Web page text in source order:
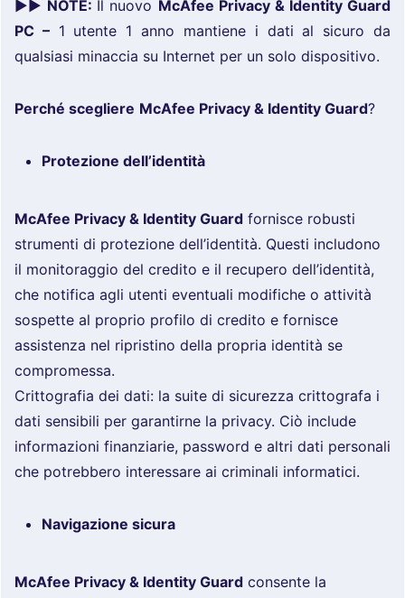
►► NOTE: Il nuovo McAfee Privacy & Identity Guard
PC –1 utente 1 anno mantiene i dati al sicuro da
qualsiasi minaccia su Internet per un solo dispositivo.
Perché scegliere McAfee Privacy & Identity Guard?
Protezione dell’identità
McAfee Privacy & Identity Guard fornisce robusti
strumenti di protezione dell’identità. Questi includono
il monitoraggio del credito e il recupero dell’identità,
che notifica agli utenti eventuali modifiche o attività
sospette al proprio profilo di credito e fornisce
assistenza nel ripristino della propria identità se
compromessa.
Crittografia dei dati: la suite di sicurezza crittografa i
dati sensibili per garantirne la privacy. Ciò include
informazioni finanziarie, password e altri dati personali
che potrebbero interessare ai criminali informatici.
Navigazione sicura
McAfee Privacy & Identity Guard consente la